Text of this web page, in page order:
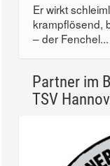
Er wirkt
krampflösend,
– der Fenchel...
Partner im
TSV